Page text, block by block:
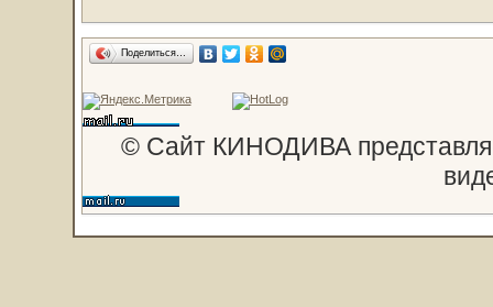
Поделиться…
© Сайт КИНОДИВА